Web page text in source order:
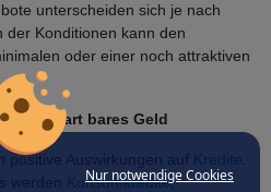
Nur notwendige Cookies
unterscheiden sich je nach
der Konditionen kann den
oder einer noch attraktiven
spart bares Geld
positive Auswirkungen auf Kredite
werden
Konsumkredite,